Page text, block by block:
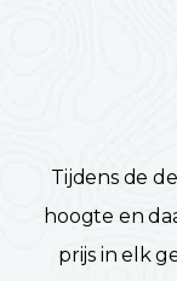
Tijdens de
hoogte en
prijs in elk